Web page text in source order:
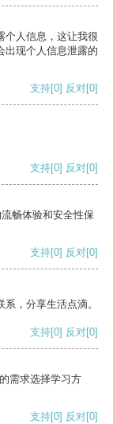
个人信息，这让我很
出现个人信息泄露的
支持[0] 反对[0]
支持[0] 反对[0]
畅体验和安全性保
支持[0] 反对[0]
，分享生活点滴。
支持[0] 反对[0]
需求选择学习方
支持[0] 反对[0]